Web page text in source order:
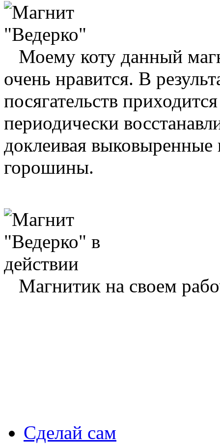
Моему коту данный
очень нравится. В
посягательств
периодически
доклеивая выковыренные
горошины.
Магнитик на своем
Сделай сам